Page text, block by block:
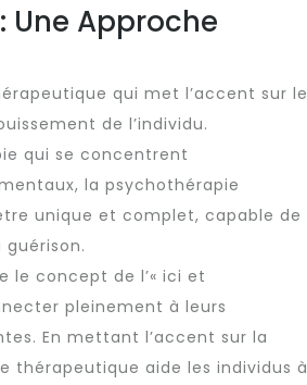
Une Approche
qui met l’accent sur le
de l’individu.
qui se concentrent
la psychothérapie
unique et complet, capable de
le concept de l’« ici et
pleinement à leurs
En mettant l’accent sur la
thérapeutique aide les individus à